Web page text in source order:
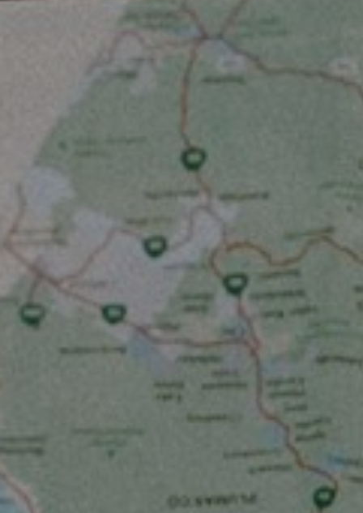
behoren werken.
Deze site gebruikt cookies en Google
voor de individuele gebruiker. Deze advertenties
worden zo waardevoller voor uitgevers en externe